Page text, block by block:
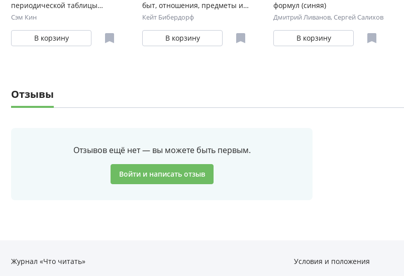
периодической таблицы
Менделеева
Сэм Кин
В корзину
быт, отношения, предметы и
вещи с точки зрения химических
Кейт Бибердорф
В корзину
формул (синяя)
Дмитрий Ливанов,Сергей Салихов
В корзину
Отзывы
Отзывов ещё нет — вы можете быть первым.
Войти и написать отзыв
Журнал «Что читать»
Условия и положения